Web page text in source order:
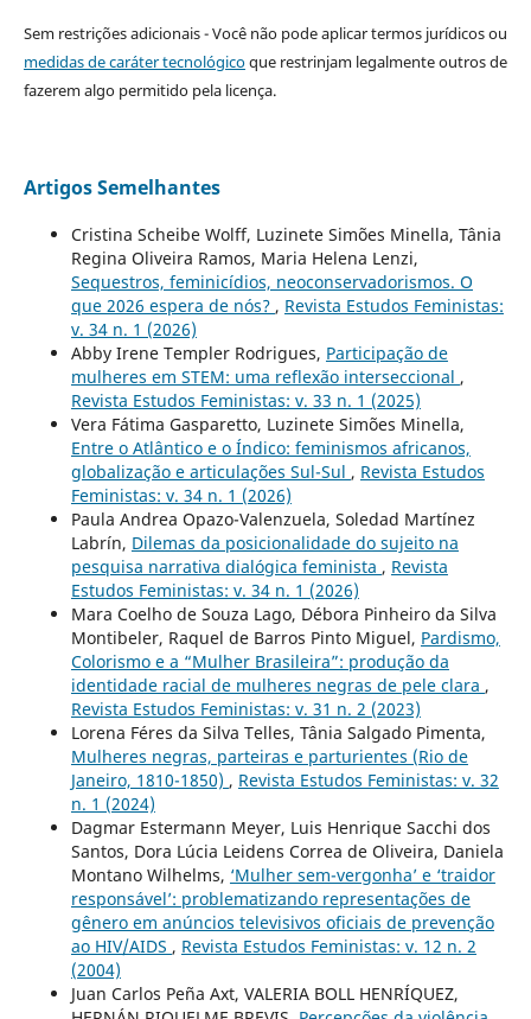
Sem restrições adicionais - Você não pode aplicar termos jurídicos ou
medidas de caráter tecnológicoque restrinjam legalmente outros de
fazerem algo permitido pela licença.
Artigos Semelhantes
Cristina Scheibe Wolff, Luzinete Simões Minella, Tânia
Regina Oliveira Ramos, Maria Helena Lenzi,
Sequestros, feminicídios, neoconservadorismos. O
que 2026 espera de nós? , Revista Estudos Feministas:
v. 34 n. 1 (2026)
Abby Irene Templer Rodrigues, Participação de
mulheres em STEM: uma reflexão interseccional ,
Revista Estudos Feministas: v. 33 n. 1 (2025)
Vera Fátima Gasparetto, Luzinete Simões Minella,
Entre o Atlântico e o Índico: feminismos africanos,
globalização e articulações Sul-Sul , Revista Estudos
Feministas: v. 34 n. 1 (2026)
Paula Andrea Opazo-Valenzuela, Soledad Martínez
Labrín, Dilemas da posicionalidade do sujeito na
pesquisa narrativa dialógica feminista , Revista
Estudos Feministas: v. 34 n. 1 (2026)
Mara Coelho de Souza Lago, Débora Pinheiro da Silva
Montibeler, Raquel de Barros Pinto Miguel, Pardismo,
Colorismo e a “Mulher Brasileira”: produção da
identidade racial de mulheres negras de pele clara ,
Revista Estudos Feministas: v. 31 n. 2 (2023)
Lorena Féres da Silva Telles, Tânia Salgado Pimenta,
Mulheres negras, parteiras e parturientes (Rio de
Janeiro, 1810-1850) , Revista Estudos Feministas: v. 32
n. 1 (2024)
Dagmar Estermann Meyer, Luis Henrique Sacchi dos
Santos, Dora Lúcia Leidens Correa de Oliveira, Daniela
Montano Wilhelms, ‘Mulher sem-vergonha’ e ‘traidor
responsável’: problematizando representações de
gênero em anúncios televisivos oficiais de prevenção
ao HIV/AIDS , Revista Estudos Feministas: v. 12 n. 2
(2004)
Juan Carlos Peña Axt, VALERIA BOLL HENRÍQUEZ,